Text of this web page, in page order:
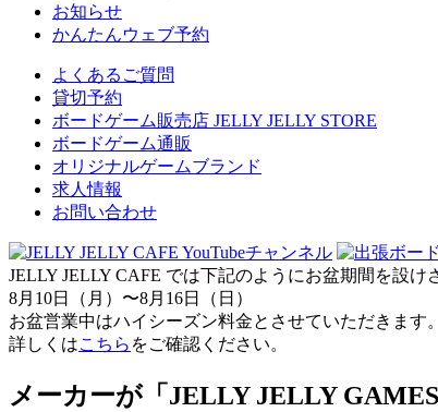
お知らせ
かんたんウェブ予約
よくあるご質問
貸切予約
ボードゲーム販売店 JELLY JELLY STORE
ボードゲーム通販
オリジナルゲームブランド
求人情報
お問い合わせ
JELLY JELLY CAFE では下記のようにお盆期間を設け
8月10日（月）〜8月16日（日）
お盆営業中はハイシーズン料金とさせていただきます。
詳しくはこちら をご確認ください。
メーカーが「JELLY JELLY